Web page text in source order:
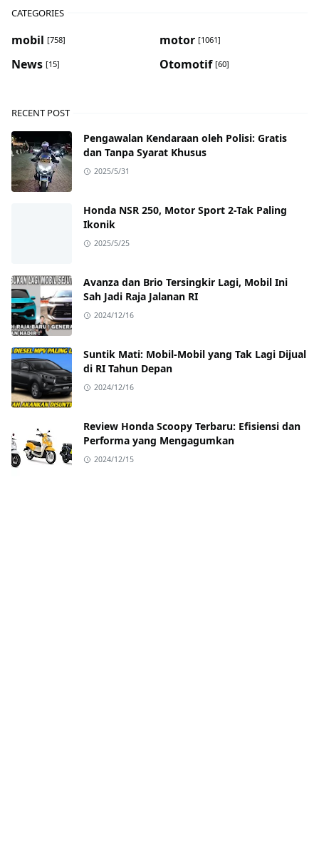
CATEGORIES
mobil [758] motor [1061]
News [15] Otomotif [60]
RECENT POST
Pengawalan Kendaraan oleh Polisi: Gratis
dan Tanpa Syarat Khusus
2025/5/31
Honda NSR 250, Motor Sport 2-Tak Paling
Ikonik
2025/5/25
Avanza dan Brio Tersingkir Lagi, Mobil Ini
Sah Jadi Raja Jalanan RI
2024/12/16
Suntik Mati: Mobil-Mobil yang Tak Lagi Dijual
di RI Tahun Depan
2024/12/16
Review Honda Scoopy Terbaru: Efisiensi dan
Performa yang Mengagumkan
2024/12/15